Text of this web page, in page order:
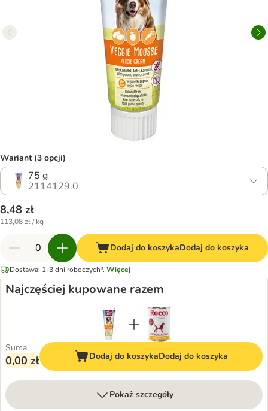
Wariant (3 opcji)
75 g
2114129.0
8,48 zł
113,08 zł / kg
Dodaj do koszykaDodaj do koszyka
Dostawa: 1-3 dni roboczych*. Więcej
Najczęściej kupowane razem
Suma
0,00 zł Dodaj do koszykaDodaj do koszyka
Pokaż szczegóły